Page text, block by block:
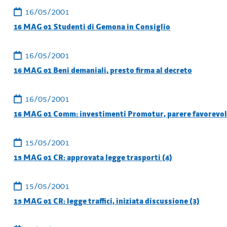
16/05/2001
16 MAG 01 Studenti di Gemona in Consiglio
16/05/2001
16 MAG 01 Beni demaniali, presto firma al decreto
16/05/2001
16 MAG 01 Comm: investimenti Promotur, parere
15/05/2001
15 MAG 01 CR: approvata legge trasporti (4)
15/05/2001
15 MAG 01 CR: legge traffici, iniziata discussione (3)